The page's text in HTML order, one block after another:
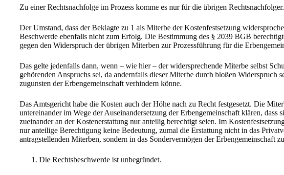
Zu einer Rechtsnachfolge im Prozess komme es nur für die übrigen Rechtsnachfolger.
Der Umstand, dass der Beklagte zu 1 als Miterbe der Kostenfestsetzung
Beschwerde ebenfalls nicht zum Erfolg. Die Bestimmung des § 2039 BGB
gegen den Widerspruch der übrigen Miterben zur Prozessführung für die
Das gelte jedenfalls dann, wenn – wie hier – der widersprechende Miterbe selbst
gehörenden Anspruchs sei, da andernfalls dieser Miterbe durch bloßen Widerspruch
zugunsten der Erbengemeinschaft verhindern könne.
Das Amtsgericht habe die Kosten auch der Höhe nach zu Recht festgesetzt. Die
untereinander im Wege der Auseinandersetzung der Erbengemeinschaft klären, dass
zueinander an der Kostenerstattung nur anteilig berechtigt seien. Im
nur anteilige Berechtigung keine Bedeutung, zumal die Erstattung nicht in das
antragstellenden Miterben, sondern in das Sondervermögen der Erbengemeinschaft
Die Rechtsbeschwerde ist unbegründet.